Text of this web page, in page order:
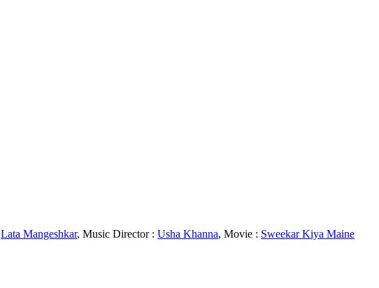
Lata Mangeshkar, Music Director : Usha Khanna, Movie : Sweekar Kiya Maine